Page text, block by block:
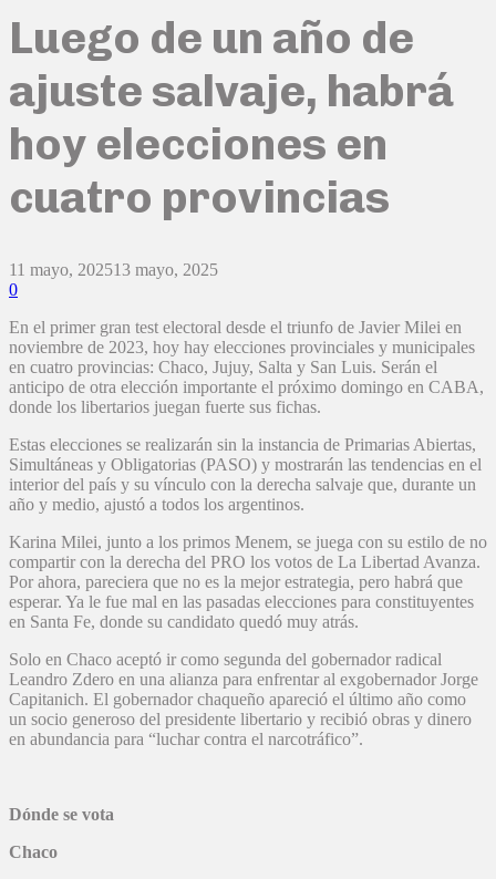
Luego de un año de
ajuste salvaje, habrá
hoy elecciones en
cuatro provincias
11 mayo, 202513 mayo, 2025
0
En el primer gran test electoral desde el triunfo de Javier Milei en
noviembre de 2023, hoy hay elecciones provinciales y municipales
en cuatro provincias: Chaco, Jujuy, Salta y San Luis. Serán el
anticipo de otra elección importante el próximo domingo en CABA,
donde los libertarios juegan fuerte sus fichas.
Estas elecciones se realizarán sin la instancia de Primarias Abiertas,
Simultáneas y Obligatorias (PASO) y mostrarán las tendencias en el
interior del país y su vínculo con la derecha salvaje que, durante un
año y medio, ajustó a todos los argentinos.
Karina Milei, junto a los primos Menem, se juega con su estilo de no
compartir con la derecha del PRO los votos de La Libertad Avanza.
Por ahora, pareciera que no es la mejor estrategia, pero habrá que
esperar. Ya le fue mal en las pasadas elecciones para constituyentes
en Santa Fe, donde su candidato quedó muy atrás.
Solo en Chaco aceptó ir como segunda del gobernador radical
Leandro Zdero en una alianza para enfrentar al exgobernador Jorge
Capitanich. El gobernador chaqueño apareció el último año como
un socio generoso del presidente libertario y recibió obras y dinero
en abundancia para “luchar contra el narcotráfico”.
Dónde se vota
Chaco